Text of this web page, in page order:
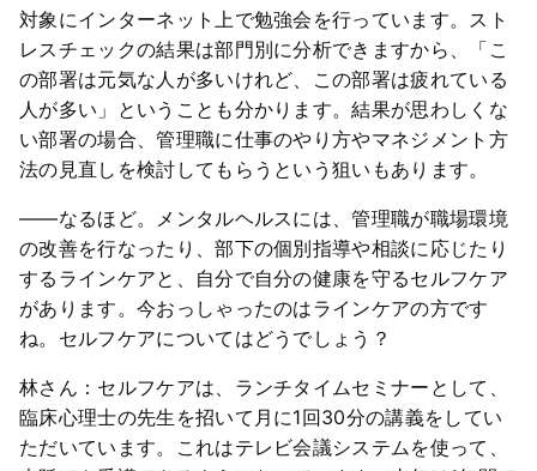
対象にインターネット上で勉強会を行っています。スト
レスチェックの結果は部門別に分析できますから、「こ
の部署は元気な人が多いけれど、この部署は疲れている
人が多い」ということも分かります。結果が思わしくな
い部署の場合、管理職に仕事のやり方やマネジメント方
法の見直しを検討してもらうという狙いもあります。
――なるほど。メンタルヘルスには、管理職が職場環境
の改善を行なったり、部下の個別指導や相談に応じたり
するラインケアと、自分で自分の健康を守るセルフケア
があります。今おっしゃったのはラインケアの方です
ね。セルフケアについてはどうでしょう？
林さん：セルフケアは、ランチタイムセミナーとして、
臨床心理士の先生を招いて月に1回30分の講義をしてい
ただいています。これはテレビ会議システムを使って、